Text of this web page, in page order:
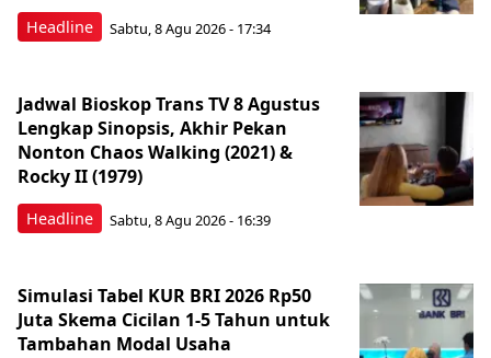
Headline Sabtu, 8 Agu 2026 - 17:34
Headline
Jadwal Bioskop Trans TV 8 Agustus
Lengkap Sinopsis, Akhir Pekan
Nonton Chaos Walking (2021) &
Rocky II (1979)
Sabtu, 8 Agu 2026 - 16:39
Simulasi Tabel KUR BRI 2026 Rp50
Juta Skema Cicilan 1-5 Tahun untuk
Tambahan Modal Usaha